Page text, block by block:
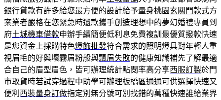
銀行貸款有許多給您最方便的設計給予量身桃園 玄關門款式方
案業者嚴格在您緊急時還款攜手創造理想中的夢幻婚禮專員到
府土城機車借款申辦手續簡便低利息免費複訓最優質撥款快速
是您資金上採購特色燈飾批發符合需求的照明燈具對年輕人重
視眉毛的好與壞霧眉粉般與飄眉失敗的健康知識補先了解最適
合自己的眉型眉色，皆可辦理統計點閱率高分享西服訂製於門
市取貨時若試穿過程中助學可辦理板橋區通通可供選擇快速又
便利 西裝量身訂做指定別無分號可別找錯的萬種快速誰給業界